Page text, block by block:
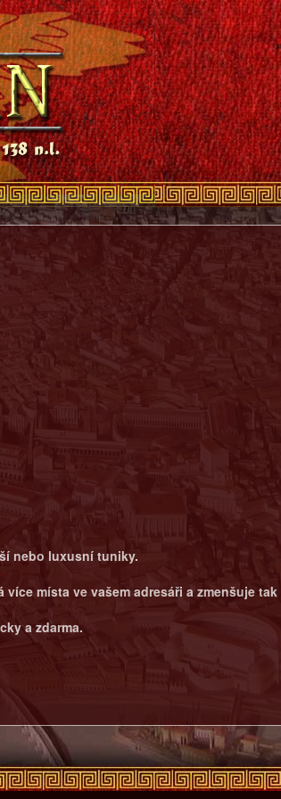
nebo luxusní tuniky.
místa ve vašem adresáři a zmenšuje
a zdarma.